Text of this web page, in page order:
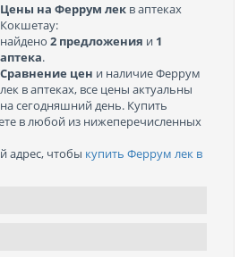
Цены на Феррум лек в аптеках
Кокшетау:
найдено 2 предложения и 1
аптека.
Сравнение цен и наличие Феррум
лек в аптеках, все цены актуальны
на сегодняшний день. Купить
в любой из нижеперечисленных
адрес, чтобы купить Феррум лек в